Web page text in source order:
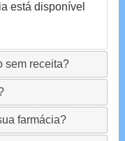
está disponível
sem receita?
farmácia?